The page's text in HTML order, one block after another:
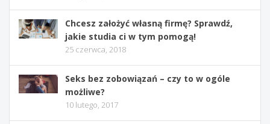
Chcesz założyć własną firmę? Sprawdź,
jakie studia ci w tym pomogą!
25 czerwca, 2018
Seks bez zobowiązań – czy to w ogóle
możliwe?
10 lutego, 2017